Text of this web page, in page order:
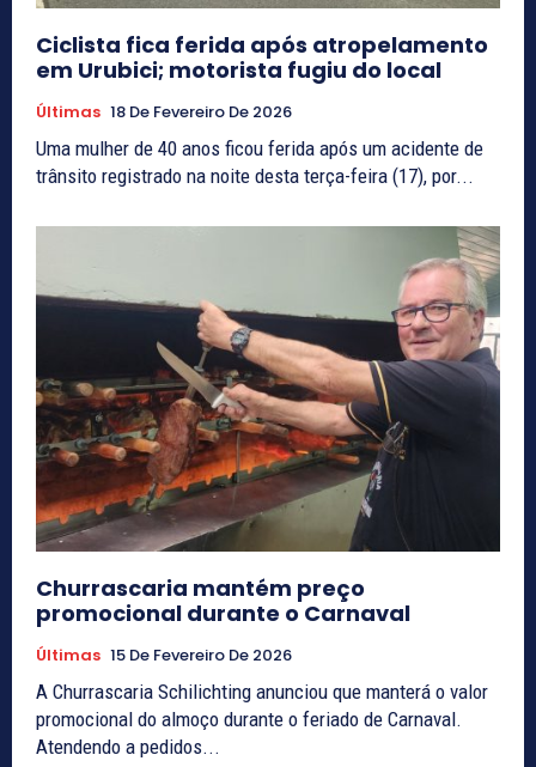
Ciclista fica ferida após atropelamento
em Urubici; motorista fugiu do local
Últimas 18 De Fevereiro De 2026
Uma mulher de 40 anos ficou ferida após um acidente de
trânsito registrado na noite desta terça-feira (17), por...
Churrascaria mantém preço
promocional durante o Carnaval
Últimas 15 De Fevereiro De 2026
A Churrascaria Schilichting anunciou que manterá o valor
promocional do almoço durante o feriado de Carnaval.
Atendendo a pedidos...